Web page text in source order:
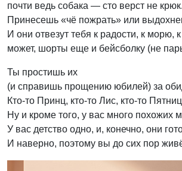
почти ведь собака — сто верст не крюк.
Принесешь «чё пожрать» или
И они отвезут тебя к радости, к морю,
может, шорты еще и бейсболку (не
Ты простишь их
(и справишь прощению юбилей) за
Кто-то Принц, кто-то Лис, кто-то
Ну и кроме того, у вас много
У вас детство одно, и, конечно, они
И наверно, поэтому вы до сих пор